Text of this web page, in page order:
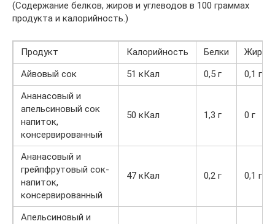
(Содержание белков, жиров и углеводов в 100 граммах
продукта и калорийность.)
Продукт Калорийность Белки
Жиры
Айвовый сок
51 кКал 0,5 г
0,1 г
Ананасовый и
апельсиновый сок
напиток,
консервированный
50 кКал 1,3 г 0 г
Ананасовый и
грейпфрутовый сок-
напиток,
консервированный
47 кКал 0,2 г 0,1 г
Апельсиновый и